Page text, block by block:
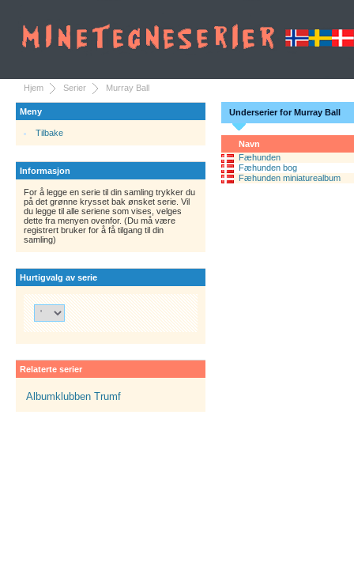
Hjem Serier Murray Ball
Meny
Tilbake
Informasjon
For å legge en serie til din samling trykker du
på det grønne krysset bak ønsket serie. Vil
du legge til alle seriene som vises, velges
dette fra menyen ovenfor. (Du må være
registrert bruker for å få tilgang til din
samling)
Hurtigvalg av serie
Relaterte serier
Albumklubben Trumf
Underserier for Murray Ball
Navn
Fæhunden
Fæhunden bog
Fæhunden miniaturealbum